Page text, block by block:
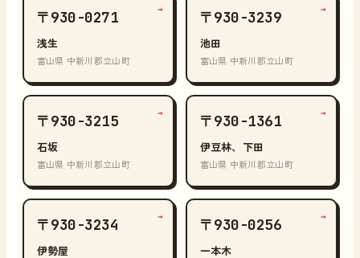
〒930-0271
浅生
富山県 中新川郡立山町
→ 〒930-3239
池田
富山県 中新川郡立山町
→
〒930-3215
石坂
富山県 中新川郡立山町
→ 〒930-1361
伊豆林、下田
富山県 中新川郡立山町
→
〒930-3234
伊勢屋
→ 〒930-0256
一本木
→